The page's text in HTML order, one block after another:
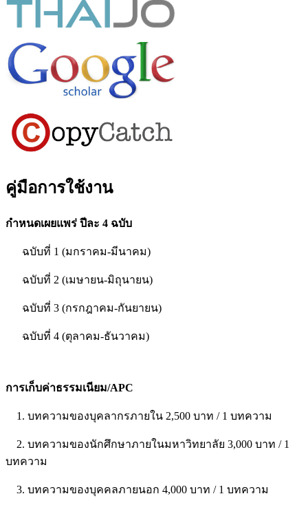
คู่มือการใช้งาน
กำหนดเผยแพร่ ปีละ 4 ฉบับ
ฉบับที่ 1 (มกราคม-มีนาคม)
ฉบับที่ 2 (เมษายน-มิถุนายน)
ฉบับที่ 3 (กรกฎาคม-กันยายน)
ฉบับที่ 4 (ตุลาคม-ธันวาคม)
การเก็บค่าธรรมเนียม/APC
1. บทความของบุคลากรภายใน 2,500 บาท / 1 บทความ
2. บทความของนักศึกษาภายในมหาวิทยาลัย 3,000 บาท / 1
บทความ
3. บทความของบุคคลภายนอก 4,000 บาท / 1 บทความ